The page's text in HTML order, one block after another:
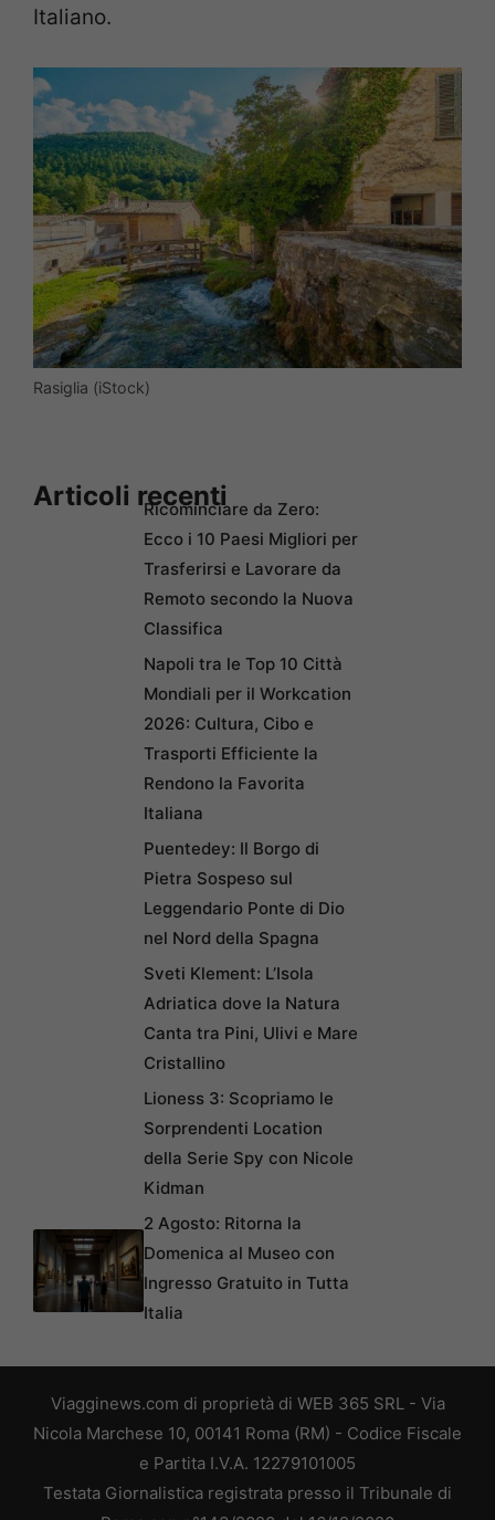
Italiano.
Rasiglia (iStock)
Articoli recentiRicominciare da Zero:
Ecco i 10 Paesi Migliori per
Trasferirsi e Lavorare da
Remoto secondo la Nuova
Classifica
Napoli tra le Top 10 Città
Mondiali per il Workcation
2026: Cultura, Cibo e
Trasporti Efficiente la
Rendono la Favorita
Italiana
Puentedey: Il Borgo di
Pietra Sospeso sul
Leggendario Ponte di Dio
nel Nord della Spagna
Sveti Klement: L’Isola
Adriatica dove la Natura
Canta tra Pini, Ulivi e Mare
Cristallino
Lioness 3: Scopriamo le
Sorprendenti Location
della Serie Spy con Nicole
Kidman
2 Agosto: Ritorna la
Domenica al Museo con
Ingresso Gratuito in Tutta
Italia
Viagginews.com di proprietà di WEB 365 SRL - Via
Nicola Marchese 10, 00141 Roma (RM) - Codice Fiscale
e Partita I.V.A. 12279101005
Testata Giornalistica registrata presso il Tribunale di